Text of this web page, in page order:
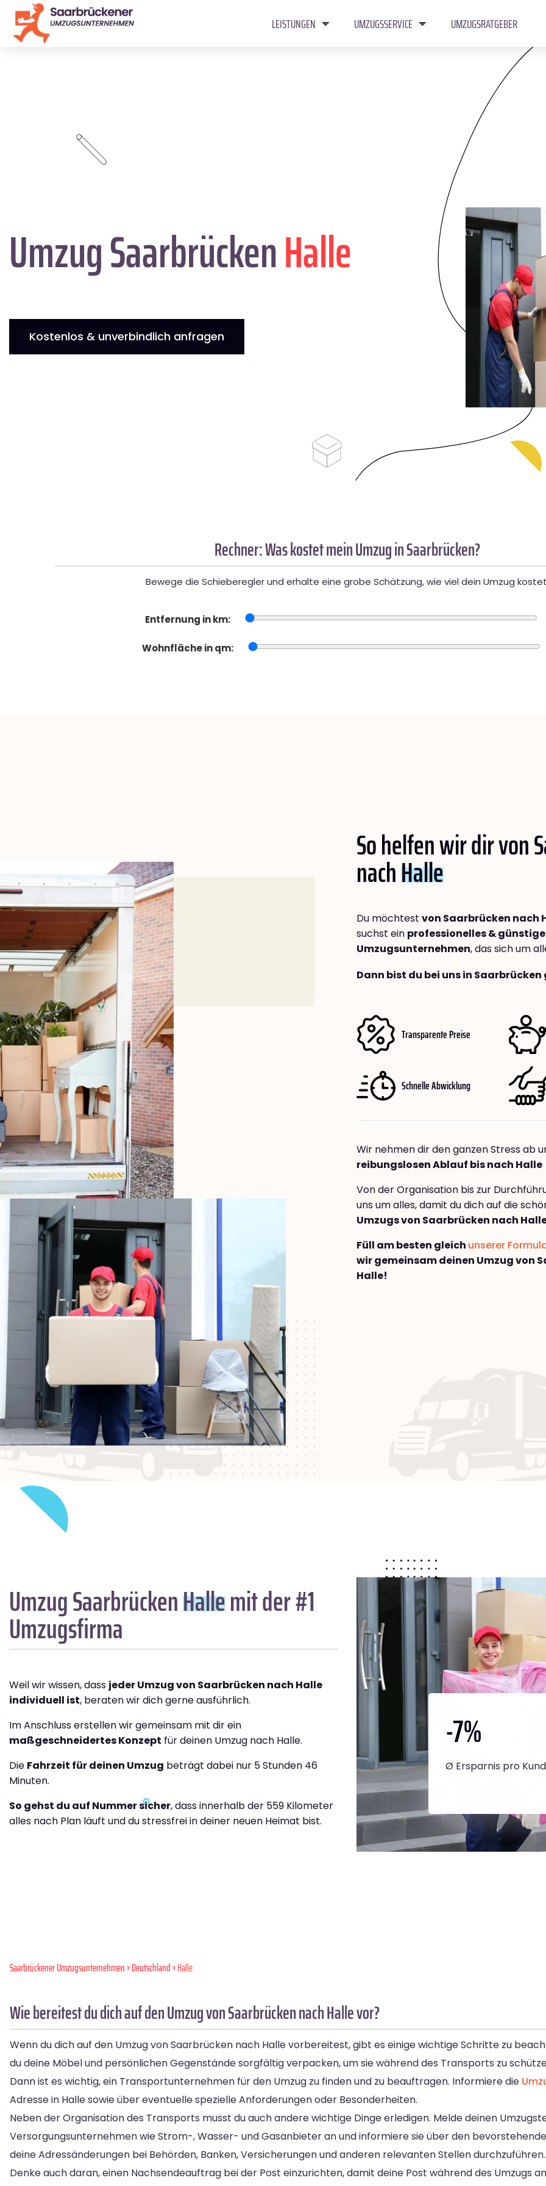
LEISTUNGEN UMZUGSSERVICE UMZUGSRATGEBER
Umzug SaarbrückenHalle
Kostenlos & unverbindlich anfragen
Rechner: Was kostet mein Umzug in Saarbrücken?
Bewege die Schieberegler und erhalte eine grobe Schätzung, wie viel dein Umzug
Entfernung in km:
Wohnfläche in qm:
So helfen wir dir von
nachHalle
Du möchtest von Saarbrücken nach
suchst ein professionelles &
Umzugsunternehmen, das sich um
Dann bist du bei uns in
Transparente Preise
Schnelle Abwicklung
Wir nehmen dir den ganzen Stress ab
reibungslosen Ablauf bis nach Halle
Von der Organisation bis zur
uns um alles, damit du dich auf die
Umzugs von Saarbrücken nach
Füll am besten gleich unserer
wir gemeinsam deinen Umzug von
Halle!
Umzug SaarbrückenHallemit der #1
Umzugsfirma
Weil wir wissen, dass jeder Umzug von Saarbrücken nach Halle
individuell ist, beraten wir dich gerne ausführlich.
Im Anschluss erstellen wir gemeinsam mit dir ein
maßgeschneidertes Konzept für deinen Umzug nach Halle.
Die Fahrzeit für deinen Umzug beträgt dabei nur 5 Stunden 46
Minuten.
So gehst du auf Nummer sicher, dass innerhalb der 559 Kilometer
alles nach Plan läuft und du stressfrei in deiner neuen Heimat bist.
-7%
Ø Ersparnis pro
Saarbrückener Umzugsunternehmen»Deutschland» Halle
Wie bereitest du dich auf den Umzug von Saarbrücken nach Halle vor?
Wenn du dich auf den Umzug von Saarbrücken nach Halle vorbereitest, gibt es einige wichtige Schritte zu
du deine Möbel und persönlichen Gegenstände sorgfältig verpacken, um sie während des Transports zu
Dann ist es wichtig, ein Transportunternehmen für den Umzug zu finden und zu beauftragen. Informiere die
Adresse in Halle sowie über eventuelle spezielle Anforderungen oder Besonderheiten.
Neben der Organisation des Transports musst du auch andere wichtige Dinge erledigen. Melde deinen
Versorgungsunternehmen wie Strom-, Wasser- und Gasanbieter an und informiere sie über den
deine Adressänderungen bei Behörden, Banken, Versicherungen und anderen relevanten Stellen durchzuführen.
Denke auch daran, einen Nachsendeauftrag bei der Post einzurichten, damit deine Post während des Umzugs